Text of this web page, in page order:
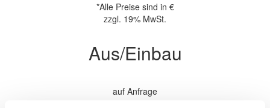
*Alle Preise sind in €
zzgl. 19% MwSt.
Aus/Einbau
auf Anfrage